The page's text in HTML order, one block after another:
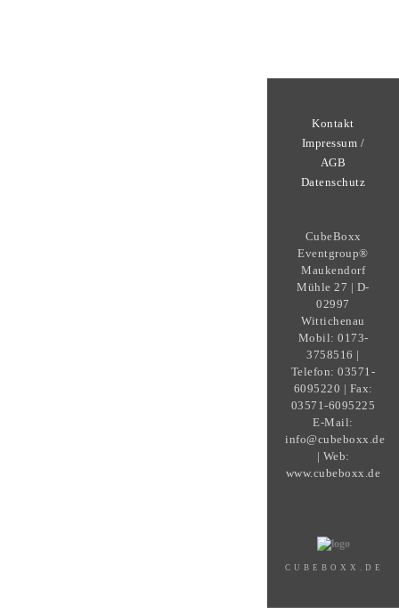
Kontakt
Impressum /
AGB
Datenschutz
CubeBoxx
Eventgroup®
Maukendorf
Mühle 27 | D-
02997
Wittichenau
Mobil: 0173-
3758516 |
Telefon: 03571-
6095220 | Fax:
03571-6095225
E-Mail:
info@cubeboxx.de
| Web:
www.cubeboxx.de
CUBEBOXX.DE